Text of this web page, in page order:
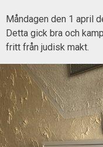
Måndagen den 1 april
Detta gick bra och
fritt från judisk makt.